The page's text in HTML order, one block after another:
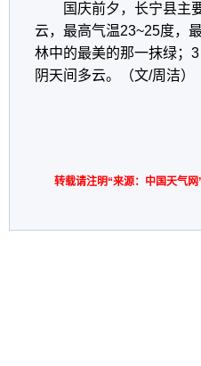
国庆前夕，长宁县主
云，最高气温23~25度，
林中的最美的那一抹绿；
阴天间多云。（文/周洁）
转载请注明“来源：中国天气网”